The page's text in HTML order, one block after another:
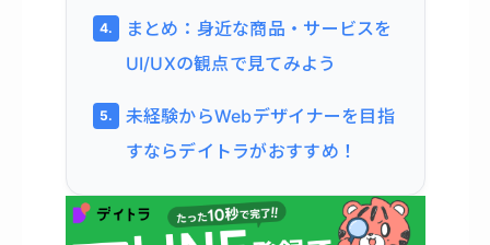
まとめ：身近な商品・サービスを
UI/UXの観点で見てみよう
未経験からWebデザイナーを目指
すならデイトラがおすすめ！